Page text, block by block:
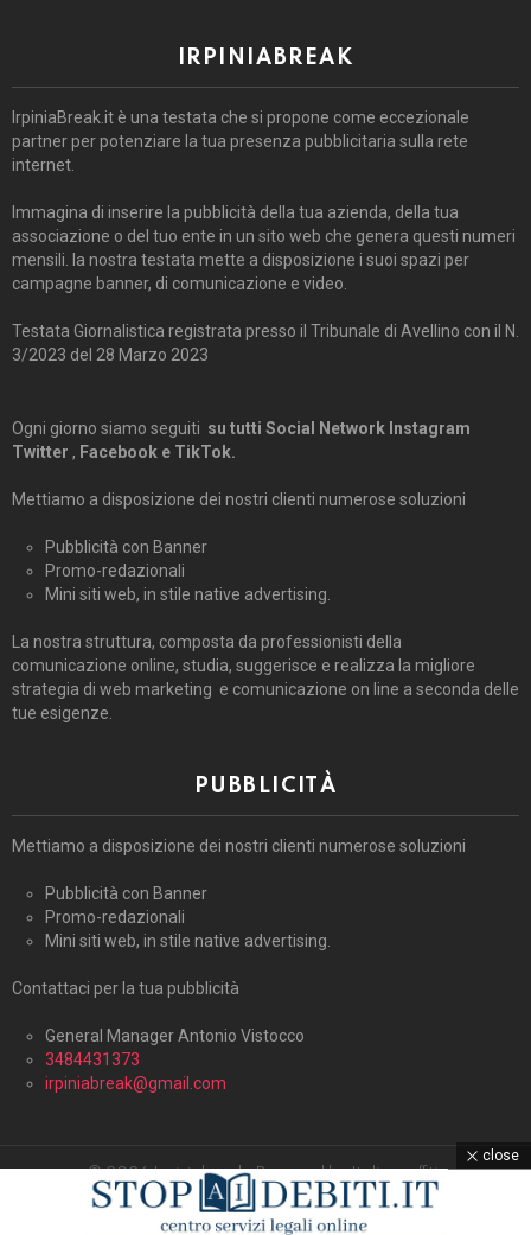
IRPINIABREAK
IrpiniaBreak.it è una testata che si propone come eccezionale
partner per potenziare la tua presenza pubblicitaria sulla rete
internet.
Immagina di inserire la pubblicità della tua azienda, della tua
associazione o del tuo ente in un sito web che genera questi numeri
mensili. la nostra testata mette a disposizione i suoi spazi per
campagne banner, di comunicazione e video.
Testata Giornalistica registrata presso il Tribunale di Avellino con il N.
3/2023 del 28 Marzo 2023
Ogni giorno siamo seguiti su tutti Social Network Instagram
Twitter , Facebook e TikTok.
Mettiamo a disposizione dei nostri clienti numerose soluzioni
Pubblicità con Banner
Promo-redazionali
Mini siti web, in stile native advertising.
La nostra struttura, composta da professionisti della
comunicazione online, studia, suggerisce e realizza la migliore
strategia di web marketing e comunicazione on line a seconda delle
tue esigenze.
PUBBLICITÀ
Mettiamo a disposizione dei nostri clienti numerose soluzioni
Pubblicità con Banner
Promo-redazionali
Mini siti web, in stile native advertising.
Contattaci per la tua pubblicità
General Manager Antonio Vistocco
3484431373
irpiniabreak@gmail.com
© 2026 Irpiniabreak. Powered by Italiagraffiti.
Home Contattaci Cookie Policy (UE)
close